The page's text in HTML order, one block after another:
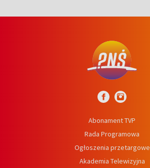
Abonament TVP
Rada Programowa
Ogłoszenia przetargowe
Akademia Telewizyjna